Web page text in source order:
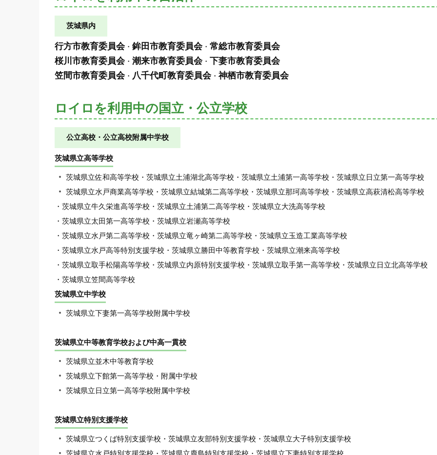
茨城県内
行方市教育委員会・ 鉾田市教育委員会・ 常総市教育委員会
桜川市教育委員会・ 潮来市教育委員会・ 下妻市教育委員会
笠間市教育委員会・ 八千代町教育委員会・ 神栖市教育委員会
ロイロを利用中の国立・公立学校
公立高校・公立高校附属中学校
茨城県立高等学校
茨城県立佐和高等学校・茨城県立土浦湖北高等学校・茨城県立土浦第一高等学校・茨城県立日立第一高等学校
茨城県立水戸商業高等学校・茨城県立結城第二高等学校・茨城県立那珂高等学校・茨城県立高萩清松高等学校
・茨城県立牛久栄進高等学校・茨城県立土浦第二高等学校・茨城県立大洗高等学校
・茨城県立太田第一高等学校・茨城県立岩瀬高等学校
・茨城県立水戸第二高等学校・茨城県立竜ヶ崎第二高等学校・茨城県立玉造工業高等学校
・茨城県立水戸高等特別支援学校・茨城県立勝田中等教育学校・茨城県立潮来高等学校
・茨城県立取手松陽高等学校・茨城県立内原特別支援学校・茨城県立取手第一高等学校・茨城県立日立北高等学校
・茨城県立笠間高等学校
茨城県立中学校
茨城県立下妻第一高等学校附属中学校
茨城県立中等教育学校および中高一貫校
茨城県立並木中等教育学校
茨城県立下館第一高等学校・附属中学校
茨城県立日立第一高等学校附属中学校
茨城県立特別支援学校
茨城県立つくば特別支援学校・茨城県立友部特別支援学校・茨城県立大子特別支援学校
茨城県立水戸特別支援学校・茨城県立鹿島特別支援学校・茨城県立下妻特別支援学校